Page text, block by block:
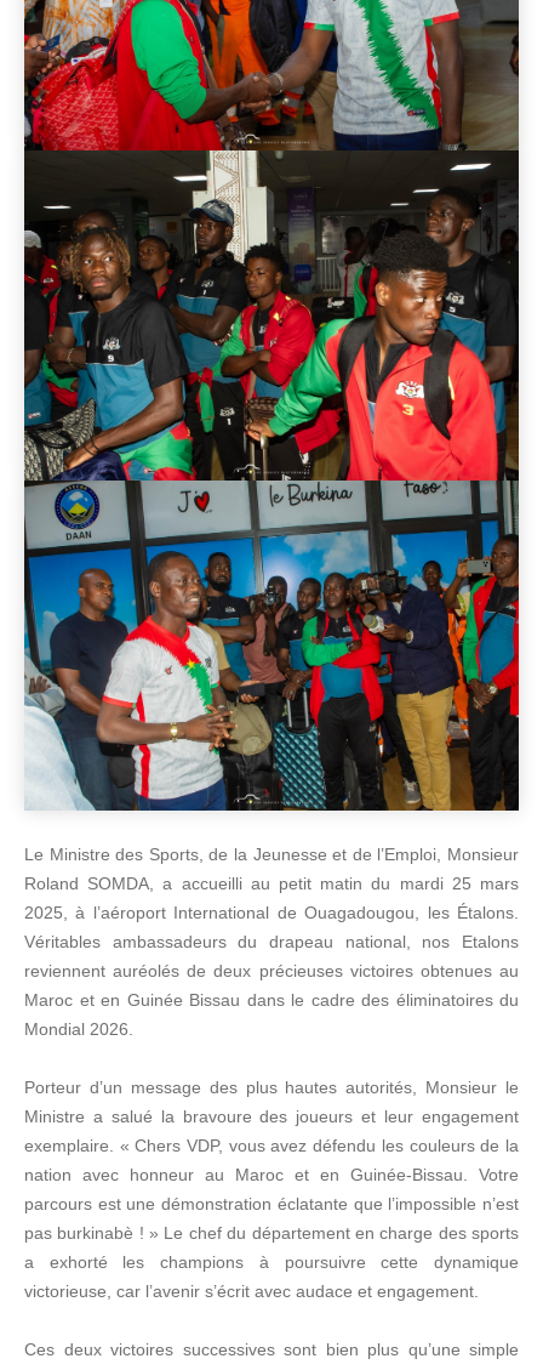
Le Ministre des Sports, de la Jeunesse et de l’Emploi, Monsieur
Roland SOMDA, a accueilli au petit matin du mardi 25 mars
2025, à l’aéroport International de Ouagadougou, les Étalons.
Véritables ambassadeurs du drapeau national, nos Etalons
reviennent auréolés de deux précieuses victoires obtenues au
Maroc et en Guinée Bissau dans le cadre des éliminatoires du
Mondial 2026.
Porteur d’un message des plus hautes autorités, Monsieur le
Ministre a salué la bravoure des joueurs et leur engagement
exemplaire. « Chers VDP, vous avez défendu les couleurs de la
nation avec honneur au Maroc et en Guinée-Bissau. Votre
parcours est une démonstration éclatante que l’impossible n’est
pas burkinabè ! » Le chef du département en charge des sports
a exhorté les champions à poursuivre cette dynamique
victorieuse, car l’avenir s’écrit avec audace et engagement.
Ces deux victoires successives sont bien plus qu’une simple